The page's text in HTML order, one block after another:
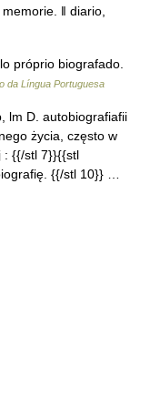
‖ diario,
próprio biografado.
da Língua Portuguesa
lm D. autobiografiafii
życia, często w
: {{/stl 7}}{{stl
{{/stl 10}} …